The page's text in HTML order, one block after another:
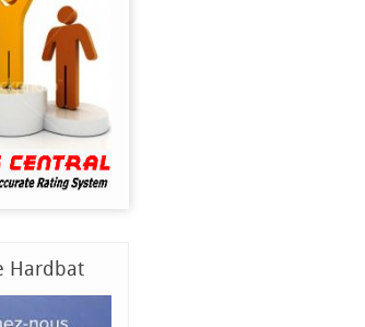
Hardbat